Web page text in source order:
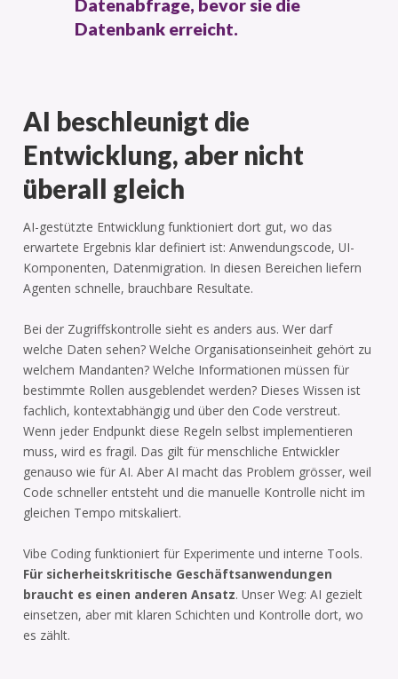
Datenabfrage, bevor sie die
Datenbank erreicht.
AI beschleunigt die
Entwicklung, aber nicht
überall gleich
AI-gestützte Entwicklung funktioniert dort gut, wo das
erwartete Ergebnis klar definiert ist: Anwendungscode, UI-
Komponenten, Datenmigration. In diesen Bereichen liefern
Agenten schnelle, brauchbare Resultate.
Bei der Zugriffskontrolle sieht es anders aus. Wer darf
welche Daten sehen? Welche Organisationseinheit gehört zu
welchem Mandanten? Welche Informationen müssen für
bestimmte Rollen ausgeblendet werden? Dieses Wissen ist
fachlich, kontextabhängig und über den Code verstreut.
Wenn jeder Endpunkt diese Regeln selbst implementieren
muss, wird es fragil. Das gilt für menschliche Entwickler
genauso wie für AI. Aber AI macht das Problem grösser, weil
Code schneller entsteht und die manuelle Kontrolle nicht im
gleichen Tempo mitskaliert.
Vibe Coding funktioniert für Experimente und interne Tools.
Für sicherheitskritische Geschäftsanwendungen
braucht es einen anderen Ansatz. Unser Weg: AI gezielt
einsetzen, aber mit klaren Schichten und Kontrolle dort, wo
es zählt.